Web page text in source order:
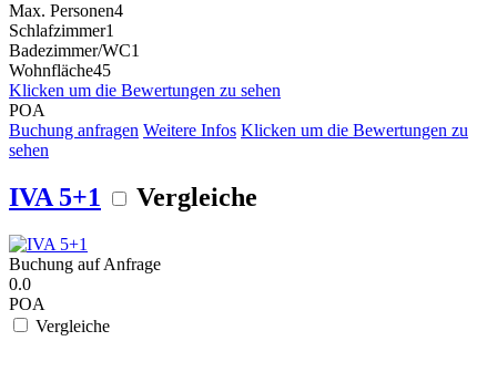
Max. Personen4
Schlafzimmer1
Badezimmer/WC1
Wohnfläche45
Klicken um die Bewertungen zu sehen
POA
Buchung anfragen Weitere Infos Klicken um die Bewertungen zu
sehen
IVA 5+1 Vergleiche
Buchung auf Anfrage
0.0
POA
Vergleiche